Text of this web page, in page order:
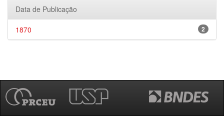
Data de Publicação
2
1870